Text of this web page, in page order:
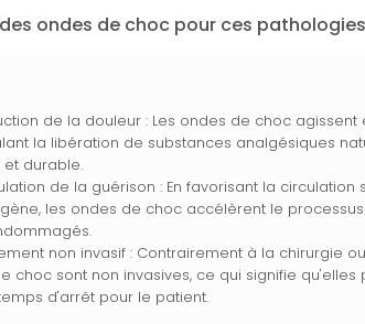
ondes de choc pour ces
de la douleur : Les ondes de choc
la libération de substances analgésiques
durable.
de la guérison : En favorisant la
les ondes de choc accélèrent le
non invasif : Contrairement à la chirurgie
choc sont non invasives, ce qui signifie
d'arrêt pour le patient.